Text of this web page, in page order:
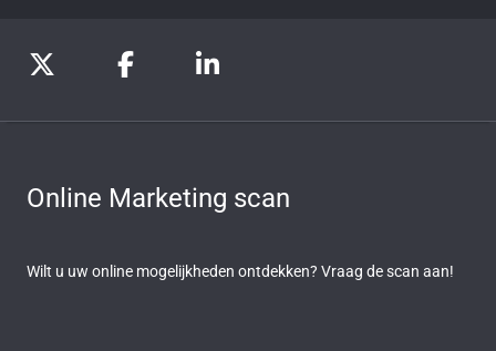
Online Marketing scan
Wilt u uw online mogelijkheden ontdekken? Vraag de scan aan!